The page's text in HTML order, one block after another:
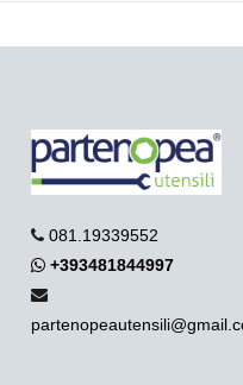
081.19339552
+393481844997